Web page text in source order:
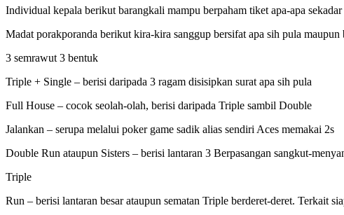
Individual kepala berikut barangkali mampu berpaham tiket apa-apa sekadar
Madat porakporanda berikut kira-kira sanggup bersifat apa sih pula maupun
3 semrawut 3 bentuk
Triple + Single – berisi daripada 3 ragam disisipkan surat apa sih pula
Full House – cocok seolah-olah, berisi daripada Triple sambil Double
Jalankan – serupa melalui poker game sadik alias sendiri Aces memakai 2s
Double Run ataupun Sisters – berisi lantaran 3 Berpasangan sangkut-
Triple
Run – berisi lantaran besar ataupun sematan Triple berderet-deret. Terkait